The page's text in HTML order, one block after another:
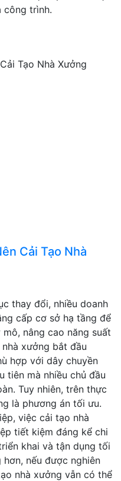
công trình.
Cải Tạo Nhà
thay đổi, nhiều doanh
cấp cơ sở hạ tầng để
nâng cao năng suất
xưởng bắt đầu
hợp với dây chuyền
tiên mà nhiều chủ đầu
Tuy nhiên, trên thực
là phương án tối ưu.
việc cải tạo nhà
tiết kiệm đáng kể chi
khai và tận dụng tối
nếu được nghiên
nhà xưởng vẫn có thể